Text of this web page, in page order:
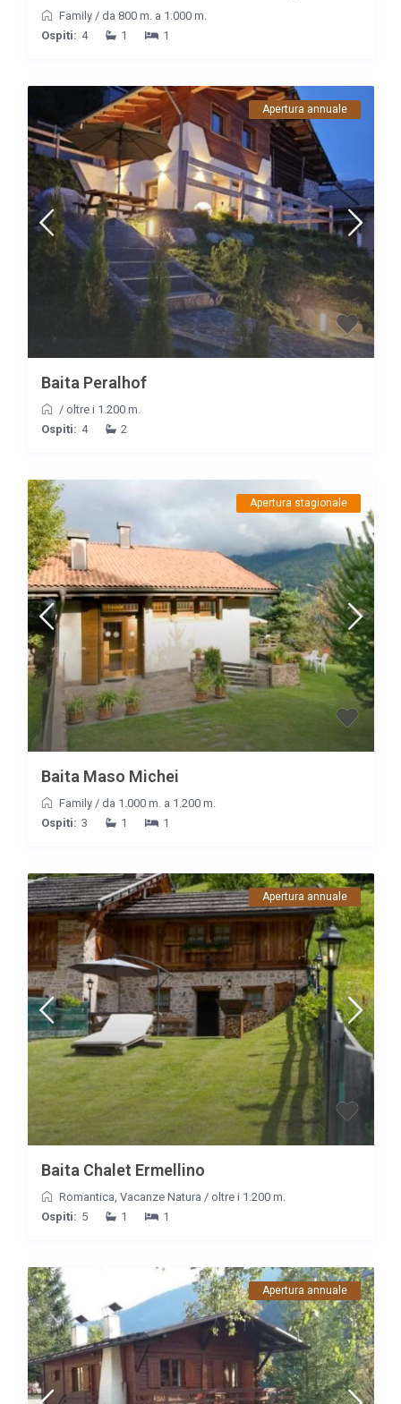
Family/ da 800 m. a 1.000 m.
Ospiti: 4 1 1
Apertura annuale
Baita Peralhof
/ oltre i 1.200 m.
Ospiti: 4 2
Apertura stagionale
Baita Maso Michei
Family/ da 1.000 m. a 1.200 m.
Ospiti: 3 1 1
Apertura annuale
Baita Chalet Ermellino
Romantica Vacanze Natura / oltre i 1.200 m.
Ospiti: 5 1 1
Apertura annuale